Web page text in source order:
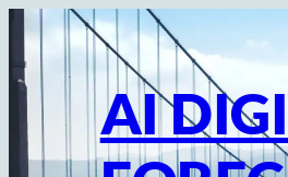
を
AI